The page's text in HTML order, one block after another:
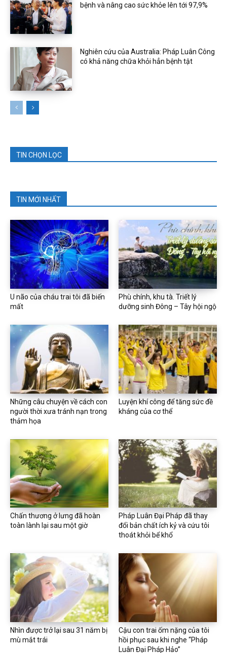
bệnh và nâng cao sức khỏe lên tới 97,9%
Nghiên cứu của Australia: Pháp Luân Công
có khả năng chữa khỏi hẳn bệnh tật
TIN CHỌN LỌC
TIN MỚI NHẤT
U não của cháu trai tôi đã biến
mất
Phù chính, khu tà. Triết lý
dưỡng sinh Đông – Tây hội ngộ
Những câu chuyện về cách con
người thời xưa tránh nạn trong
thảm họa
Luyện khí công để tăng sức đề
kháng của cơ thể
Chấn thương ở lưng đã hoàn
toàn lành lại sau một giờ
Pháp Luân Đại Pháp đã thay
đổi bản chất ích kỷ và cứu tôi
thoát khỏi bể khổ
Nhìn được trở lại sau 31 năm bị
mù mắt trái
Cậu con trai ốm nặng của tôi
hồi phục sau khi nghe “Pháp
Luân Đại Pháp Hảo”